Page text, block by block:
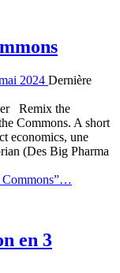
2024 Dernière
Remix the
Commons. A short
economics, une
(Des Big Pharma
…
en 3